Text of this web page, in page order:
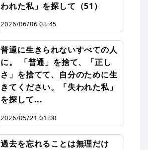
われた私」を探して（51）
2026/06/06 03:45
普通に生きられないすべての人
に。 「普通」を捨て、「正し
さ」を捨てて、自分のために生
きてください。「失われた私」
を探して...
2026/05/21 01:00
過去を忘れることは無理だけ